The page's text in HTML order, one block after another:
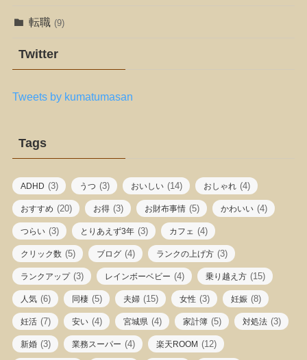
転職 (9)
Twitter
Tweets by kumatumasan
Tags
ADHD (3) うつ (3) おいしい (14) おしゃれ (4)
おすすめ (20) お得 (3) お財布事情 (5) かわいい (4)
つらい (3) とりあえず3年 (3) カフェ (4)
クリック数 (5) ブログ (4) ランクの上げ方 (3)
ランクアップ(3) レインボーベビー (4) 乗り越え方 (15)
人気 (6) 同棲 (5) 夫婦 (15) 女性 (3) 妊娠 (8)
妊活 (7) 安い (4) 宮城県 (4) 家計簿 (5) 対処法 (3)
新婚 (3) 業務スーパー (4) 楽天ROOM (12)